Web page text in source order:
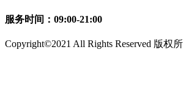
服务时间：09:00-21:00
Copyright©2021 All Rights Reserved 版权